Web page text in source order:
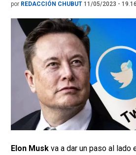
por REDACCIÓN CHUBUT 11/05/2023 -
Elon Musk va a dar un paso al lado